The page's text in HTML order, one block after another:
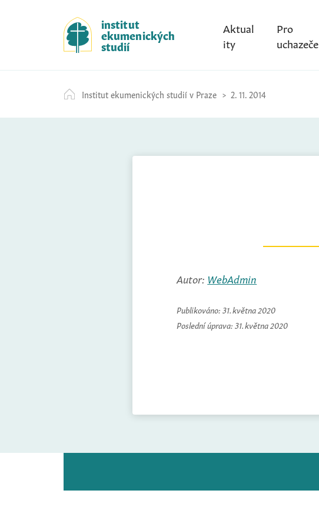
k
i
p
t
c
o
institut
ekumenických
studií
Aktual
ity
Pro
uchazeče
Institut ekumenických studií v Praze 2. 11. 2014
Autor: WebAdmin
Publikováno: 31. května 2020
Poslední úprava: 31. května 2020